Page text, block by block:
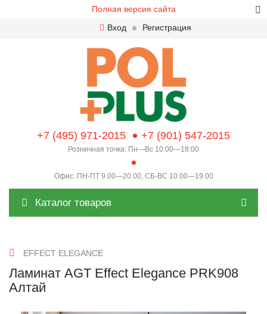
Полная версия сайта
Вход
Регистрация
+7 (495) 971-2015 +7 (901) 547-2015
Розничная точка: Пн—Вс 10:00—18:00
Офис: ПН-ПТ 9.00—20.00, СБ-ВС 10.00—19.00
Каталог товаров
EFFECT ELEGANCE
Ламинат AGT Effect Elegance PRK908
Алтай